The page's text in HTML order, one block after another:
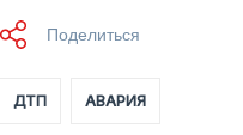
ДТП АВАРИЯ